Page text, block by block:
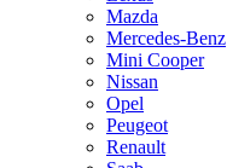
Mazda
Mercedes-Benz
Mini Cooper
Nissan
Opel
Peugeot
Renault